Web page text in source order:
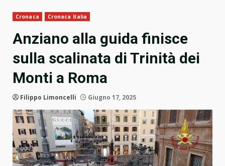
Cronaca Cronaca Italia
Anziano alla guida finisce
sulla scalinata di Trinità dei
Monti a Roma
Filippo Limoncelli Giugno 17, 2025